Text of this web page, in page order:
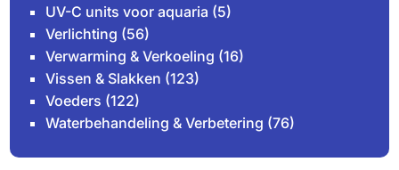
UV-C units voor aquaria (5)
Verlichting (56)
Verwarming & Verkoeling (16)
Vissen & Slakken (123)
Voeders (122)
Waterbehandeling & Verbetering (76)